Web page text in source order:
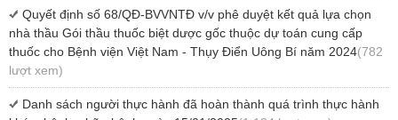
Quyết định số 68/QĐ-BVVNTĐ v/v phê duyệt kết quả lựa chọn
nhà thầu Gói thầu thuốc biệt dược gốc thuộc dự toán cung cấp
thuốc cho Bệnh viện Việt Nam - Thụy Điển Uông Bí năm 2024(782
lượt xem)
Danh sách người thực hành đã hoàn thành quá trình thực hành